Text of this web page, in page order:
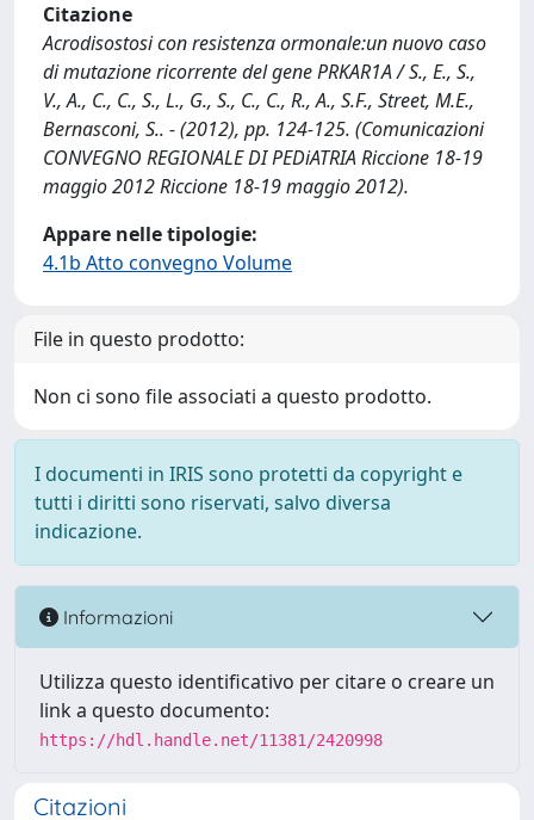
Citazione
Acrodisostosi con resistenza ormonale:un nuovo caso
di mutazione ricorrente del gene PRKAR1A / S., E., S.,
V., A., C., C., S., L., G., S., C., C., R., A., S.F., Street, M.E.,
Bernasconi, S.. - (2012), pp. 124-125. (Comunicazioni
CONVEGNO REGIONALE DI PEDiATRIA Riccione 18-19
maggio 2012 Riccione 18-19 maggio 2012).
Appare nelle tipologie:
4.1b Atto convegno Volume
File in questo prodotto:
Non ci sono file associati a questo prodotto.
I documenti in IRIS sono protetti da copyright e
tutti i diritti sono riservati, salvo diversa
indicazione.
Informazioni
Utilizza questo identificativo per citare o creare un
link a questo documento:
https://hdl.handle.net/11381/2420998
Citazioni